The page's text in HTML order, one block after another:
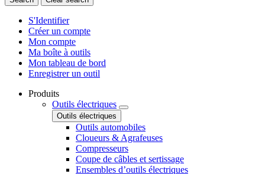
S'Identifier
Créer un compte
Mon compte
Ma boîte à outils
Mon tableau de bord
Enregistrer un outil
Produits
Outils électriques
Outils électriques
Outils automobiles
Cloueurs & Agrafeuses
Compresseurs
Coupe de câbles et sertissage
Ensembles d’outils électriques